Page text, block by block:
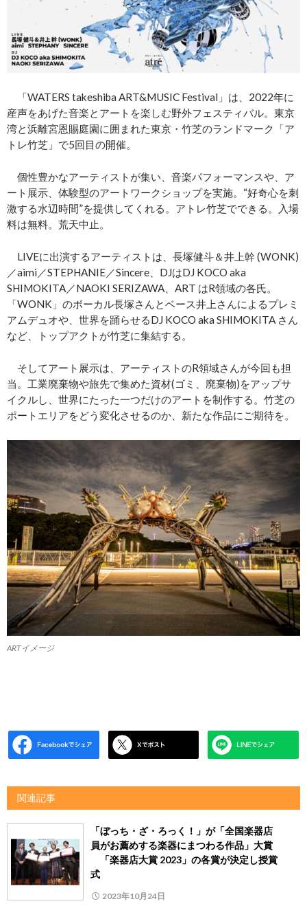
「WATERS takeshiba ART&MUSIC Festival」は、2022年に
産声をあげた音楽とアートを楽しむ野外フェスティバル。東京
湾と浜離宮恩賜庭園に囲まれた東京・竹芝のランドマーク「ア
トレ竹芝」で5回目の開催。
個性豊かなアーティストが集い、音楽パフォーマンスや、ア
ート展示、体験型のアートワークショップを実施。“好奇心を刺
激する水辺時間”を提供してくれる。アトレ竹芝でできる。入場
料は無料。荒天中止。
LIVEに出演するアーティストは、長塚健斗＆井上幹 (WONK)
／aimi／STEPHANIE／Sincere、DJはDJ KOCO aka
SHIMOKITA／NAOKI SERIZAWA、ART はR領域の各氏。
「WONK」のボーカル長塚さんとベース井上さんによるプレミ
アムデュオや、世界を踊らせるDJ KOCO aka SHIMOKITA さん
など、トップアクトが竹芝に集結する。
そしてアート展示は、アーティストのR領域さんが今回も担
当。工業廃棄物や旅先で集めた資材(ゴミ、廃棄物)をアップサ
イクルし、世界にたった一つだけのアートを制作する。竹芝の
ポートエリアをどう変化させるのか、新たな作品にご期待を。
ARTイメージ
関連記事
「ぼっち・ざ・ろっく！」が「全国楽器店
員がお薦めする楽器にまつわる作品」大賞
「楽器店大賞 2023」の各賞が決定し授賞
式
2023年10月24日